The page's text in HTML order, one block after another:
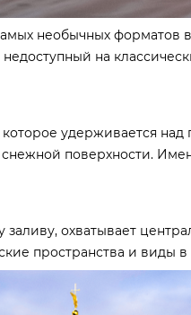
необычных форматов
на
удерживается над
поверхности.
охватывает
пространства и виды